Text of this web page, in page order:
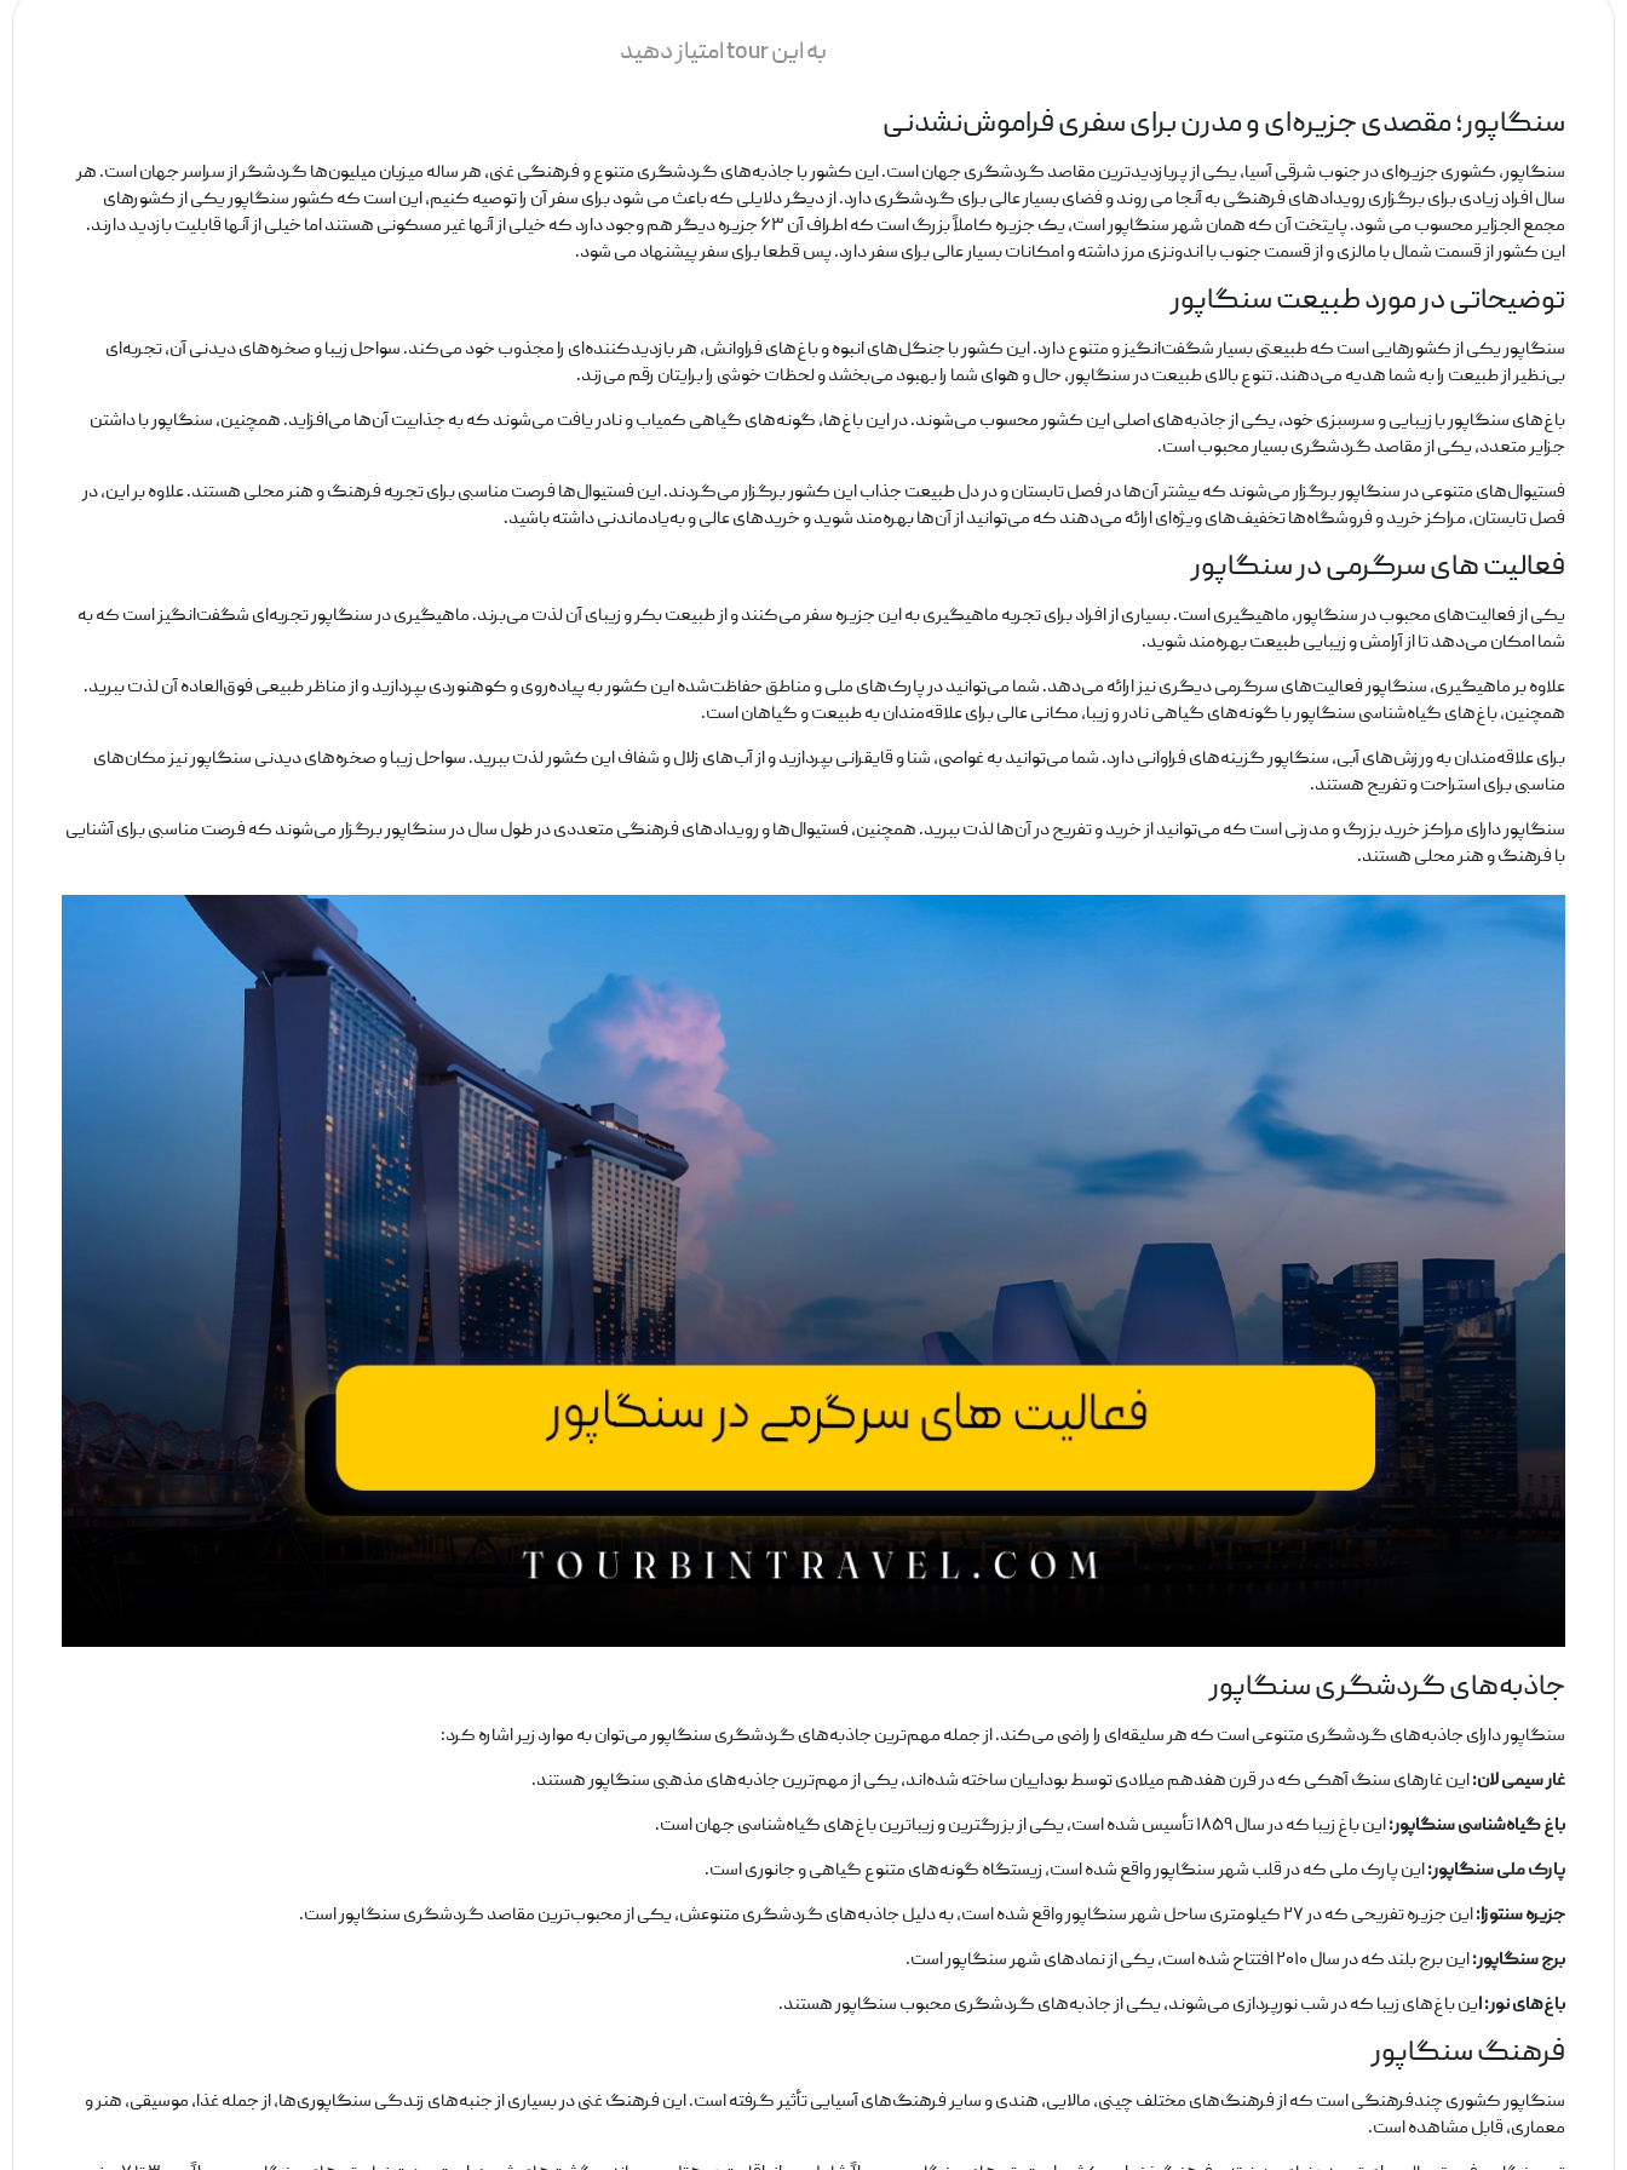
به این tour امتیاز دهید
سنگاپور؛ مقصدی جزیره‌ای و مدرن برای سفری فراموش‌نشدنی
سنگاپور، کشوری جزیره‌ای در جنوب شرقی آسیا، یکی از پربازدیدترین مقاصد گردشگری جهان است. این کشور با جاذبه‌های گردشگری متنوع و فرهنگی غنی، هر ساله میزبان میلیون‌ها گردشگر از سراسر جهان است. هر
سال افراد زیادی برای برگزاری رویدادهای فرهنگی به آنجا می‌ روند و فضای بسیار عالی برای گردشگری دارد. از دیگر دلایلی که باعث می شود برای سفر آن را توصیه کنیم، این است که کشور سنگاپور یکی از کشورهای
مجمع الجزایر محسوب می‌ شود. پایتخت آن که همان شهر سنگاپور است، یک جزیره کاملاً بزرگ است که اطراف آن ۶۳ جزیره دیگر هم وجود دارد که خیلی از آنها غیر مسکونی هستند اما خیلی از آنها قابلیت بازدید دارند.
این کشور از قسمت شمال با مالزی و از قسمت جنوب با اندونزی مرز داشته و امکانات بسیار عالی برای سفر دارد. پس قطعا برای سفر پیشنهاد می شود.
توضیحاتی در مورد طبیعت سنگاپور
سنگاپور یکی از کشورهایی است که طبیعتی بسیار شگفت‌انگیز و متنوع دارد. این کشور با جنگل‌های انبوه و باغ‌های فراوانش، هر بازدیدکننده‌ای را مجذوب خود می‌کند. سواحل زیبا و صخره‌های دیدنی آن، تجربه‌ای
بی‌نظیر از طبیعت را به شما هدیه می‌دهند. تنوع بالای طبیعت در سنگاپور، حال و هوای شما را بهبود می‌بخشد و لحظات خوشی را برایتان رقم می‌زند.
باغ‌های سنگاپور با زیبایی و سرسبزی خود، یکی از جاذبه‌های اصلی این کشور محسوب می‌شوند. در این باغ‌ها، گونه‌های گیاهی کمیاب و نادر یافت می‌شوند که به جذابیت آن‌ها می‌افزاید. همچنین، سنگاپور با داشتن
جزایر متعدد، یکی از مقاصد گردشگری بسیار محبوب است.
فستیوال‌های متنوعی در سنگاپور برگزار می‌شوند که بیشتر آن‌ها در فصل تابستان و در دل طبیعت جذاب این کشور برگزار می‌گردند. این فستیوال‌ها فرصت مناسبی برای تجربه فرهنگ و هنر محلی هستند. علاوه بر این، در
فصل تابستان، مراکز خرید و فروشگاه‌ها تخفیف‌های ویژه‌ای ارائه می‌دهند که می‌توانید از آن‌ها بهره‌مند شوید و خریدهای عالی و به‌یادماندنی داشته باشید.
فعالیت های سرگرمی در سنگاپور
یکی از فعالیت‌های محبوب در سنگاپور، ماهیگیری است. بسیاری از افراد برای تجربه ماهیگیری به این جزیره سفر می‌کنند و از طبیعت بکر و زیبای آن لذت می‌برند. ماهیگیری در سنگاپور تجربه‌ای شگفت‌انگیز است که به
شما امکان می‌دهد تا از آرامش و زیبایی طبیعت بهره‌مند شوید.
علاوه بر ماهیگیری، سنگاپور فعالیت‌های سرگرمی دیگری نیز ارائه می‌دهد. شما می‌توانید در پارک‌های ملی و مناطق حفاظت‌شده این کشور به پیاده‌روی و کوهنوردی بپردازید و از مناظر طبیعی فوق‌العاده آن لذت ببرید.
همچنین، باغ‌های گیاه‌شناسی سنگاپور با گونه‌های گیاهی نادر و زیبا، مکانی عالی برای علاقه‌مندان به طبیعت و گیاهان است.
برای علاقه‌مندان به ورزش‌های آبی، سنگاپور گزینه‌های فراوانی دارد. شما می‌توانید به غواصی، شنا و قایقرانی بپردازید و از آب‌های زلال و شفاف این کشور لذت ببرید. سواحل زیبا و صخره‌های دیدنی سنگاپور نیز مکان‌های
مناسبی برای استراحت و تفریح هستند.
سنگاپور دارای مراکز خرید بزرگ و مدرنی است که می‌توانید از خرید و تفریح در آن‌ها لذت ببرید. همچنین، فستیوال‌ها و رویدادهای فرهنگی متعددی در طول سال در سنگاپور برگزار می‌شوند که فرصت مناسبی برای آشنایی
با فرهنگ و هنر محلی هستند.
جاذبه‌های گردشگری سنگاپور
سنگاپور دارای جاذبه‌های گردشگری متنوعی است که هر سلیقه‌ای را راضی می‌کند. از جمله مهم‌ترین جاذبه‌های گردشگری سنگاپور می‌توان به موارد زیر اشاره کرد:
غار سیمی لان:این غارهای سنگ آهکی که در قرن هفدهم میلادی توسط بوداییان ساخته شده‌اند، یکی از مهم‌ترین جاذبه‌های مذهبی سنگاپور هستند.
باغ گیاه‌شناسی سنگاپور:این باغ زیبا که در سال ۱۸۵۹ تأسیس شده است، یکی از بزرگترین و زیباترین باغ‌های گیاه‌شناسی جهان است.
پارک ملی سنگاپور:این پارک ملی که در قلب شهر سنگاپور واقع شده است، زیستگاه گونه‌های متنوع گیاهی و جانوری است.
جزیره سنتوزا:این جزیره تفریحی که در ۲۷ کیلومتری ساحل شهر سنگاپور واقع شده است، به دلیل جاذبه‌های گردشگری متنوعش، یکی از محبوب‌ترین مقاصد گردشگری سنگاپور است.
برج سنگاپور:این برج بلند که در سال ۲۰۱۰ افتتاح شده است، یکی از نمادهای شهر سنگاپور است.
باغ‌های نور: این باغ‌های زیبا که در شب نورپردازی می‌شوند، یکی از جاذبه‌های گردشگری محبوب سنگاپور هستند.
فرهنگ سنگاپور
سنگاپور کشوری چندفرهنگی است که از فرهنگ‌های مختلف چینی، مالایی، هندی و سایر فرهنگ‌های آسیایی تأثیر گرفته است. این فرهنگ غنی در بسیاری از جنبه‌های زندگی سنگاپوری‌ها، از جمله غذا، موسیقی، هنر و
معماری، قابل مشاهده است.